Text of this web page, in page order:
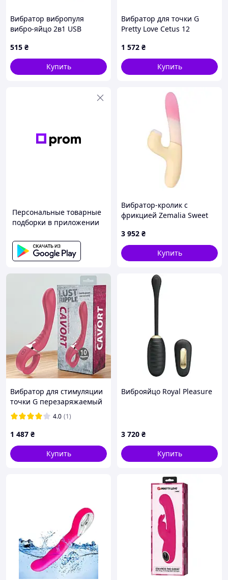
Вибратор вибропуля
вибро-яйцо 2в1 USB
двусторонний стимулятор
клитора ЗН
515 ₴
Купить
Вибратор для точки G
Pretty Love Cetus 12
3.5 см
1 572 ₴
Купить
Персональные товарные
подборки в приложении
Вибратор-кролик с
фрикцией Zemalia Sweet
стимулятором + APP,
градиентный розовый
3 952 ₴
Купить
Вибратор для стимуляции
точки G перезаряжаемый
розовый Lust Ripple
"Cavort" Chisa
4.0 (1)
1 487 ₴
Купить
Виброяйцо Royal Pleasure
3 720 ₴
Купить